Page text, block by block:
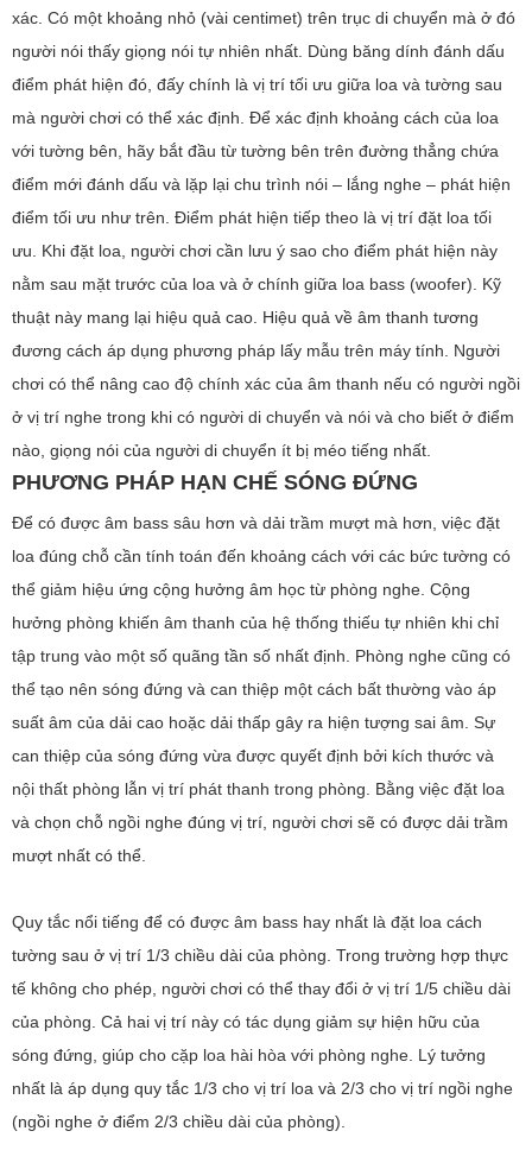
xác. Có một khoảng nhỏ (vài centimet) trên trục di chuyển mà ở đó
người nói thấy giọng nói tự nhiên nhất. Dùng băng dính đánh dấu
điểm phát hiện đó, đấy chính là vị trí tối ưu giữa loa và tường sau
mà người chơi có thể xác định. Để xác định khoảng cách của loa
với tường bên, hãy bắt đầu từ tường bên trên đường thẳng chứa
điểm mới đánh dấu và lặp lại chu trình nói – lắng nghe – phát hiện
điểm tối ưu như trên. Điểm phát hiện tiếp theo là vị trí đặt loa tối
ưu. Khi đặt loa, người chơi cần lưu ý sao cho điểm phát hiện này
nằm sau mặt trước của loa và ở chính giữa loa bass (woofer). Kỹ
thuật này mang lại hiệu quả cao. Hiệu quả về âm thanh tương
đương cách áp dụng phương pháp lấy mẫu trên máy tính. Người
chơi có thể nâng cao độ chính xác của âm thanh nếu có người ngồi
ở vị trí nghe trong khi có người di chuyển và nói và cho biết ở điểm
nào, giọng nói của người di chuyển ít bị méo tiếng nhất.
PHƯƠNG PHÁP HẠN CHẾ SÓNG ĐỨNG
Để có được âm bass sâu hơn và dải trầm mượt mà hơn, việc đặt
loa đúng chỗ cần tính toán đến khoảng cách với các bức tường có
thể giảm hiệu ứng cộng hưởng âm học từ phòng nghe. Cộng
hưởng phòng khiến âm thanh của hệ thống thiếu tự nhiên khi chỉ
tập trung vào một số quãng tần số nhất định. Phòng nghe cũng có
thể tạo nên sóng đứng và can thiệp một cách bất thường vào áp
suất âm của dải cao hoặc dải thấp gây ra hiện tượng sai âm. Sự
can thiệp của sóng đứng vừa được quyết định bởi kích thước và
nội thất phòng lẫn vị trí phát thanh trong phòng. Bằng việc đặt loa
và chọn chỗ ngồi nghe đúng vị trí, người chơi sẽ có được dải trầm
mượt nhất có thể.
Quy tắc nổi tiếng để có được âm bass hay nhất là đặt loa cách
tường sau ở vị trí 1/3 chiều dài của phòng. Trong trường hợp thực
tế không cho phép, người chơi có thể thay đổi ở vị trí 1/5 chiều dài
của phòng. Cả hai vị trí này có tác dụng giảm sự hiện hữu của
sóng đứng, giúp cho cặp loa hài hòa với phòng nghe. Lý tưởng
nhất là áp dụng quy tắc 1/3 cho vị trí loa và 2/3 cho vị trí ngồi nghe
(ngồi nghe ở điểm 2/3 chiều dài của phòng).